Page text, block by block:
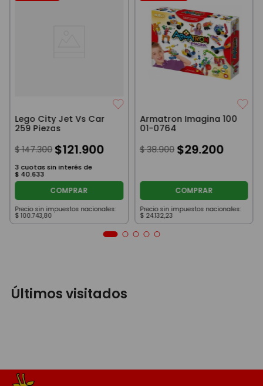
Lego City Jet Vs Car
259 Piezas
$ 147.300 $121.900
3 cuotas sin interés de
$ 40.633
COMPRAR
Precio sin impuestos nacionales:
$ 100.743,80
Armatron Imagina 100
01-0764
$ 38.900 $29.200
COMPRAR
Precio sin impuestos nacionales:
$ 24.132,23
Últimos visitados